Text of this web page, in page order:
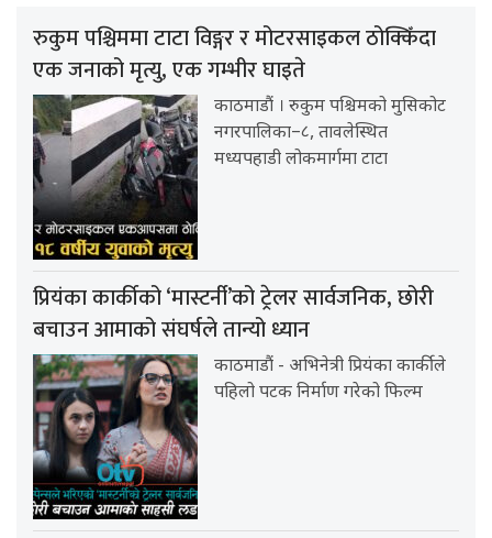
रुकुम पश्चिममा टाटा विङ्गर र मोटरसाइकल ठोक्किँदा
एक जनाको मृत्यु, एक गम्भीर घाइते
काठमाडौं । रुकुम पश्चिमको मुसिकोट
नगरपालिका–८, तावलेस्थित
मध्यपहाडी लोकमार्गमा टाटा
प्रियंका कार्कीको ‘मास्टर्नी’को ट्रेलर सार्वजनिक, छोरी
बचाउन आमाको संघर्षले तान्यो ध्यान
काठमाडौं - अभिनेत्री प्रियंका कार्कीले
पहिलो पटक निर्माण गरेको फिल्म